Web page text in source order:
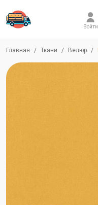
Войти
Главная Ткани Велюр